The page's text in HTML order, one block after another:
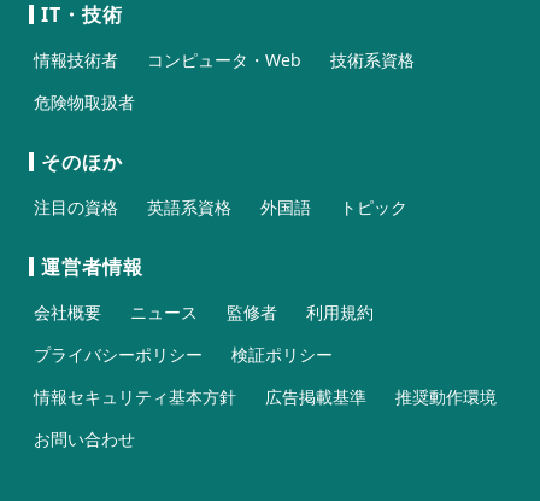
IT・技術
情報技術者 コンピュータ・Web
技術系資格
危険物取扱者
そのほか
注目の資格 英語系資格 外国語 トピック
運営者情報
会社概要 ニュース 監修者
利用規約
プライバシーポリシー
検証ポリシー
情報セキュリティ基本方針
広告掲載基準
推奨動作環境
お問い合わせ